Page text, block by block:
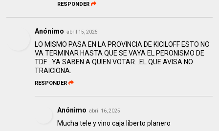
RESPONDER
Anónimo abril 15, 2025
LO MISMO PASA EN LA PROVINCIA DE KICILOFF ESTO NO
VA TERMINAR HASTA QUE SE VAYA EL PERONISMO DE
TDF....YA SABEN A QUIEN VOTAR...EL QUE AVISA NO
TRAICIONA.
RESPONDER
Anónimo abril 16, 2025
Mucha tele y vino caja liberto planero